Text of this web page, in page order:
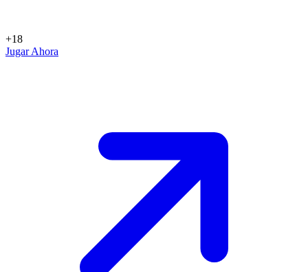
+18
Jugar Ahora